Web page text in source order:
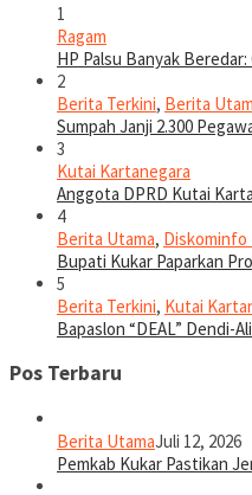
1
Ragam
HP Palsu Banyak
2
Berita Terkini, Berita
Sumpah Janji 2.300
3
Kutai Kartanegara
Anggota DPRD Kutai
4
Berita Utama, Diskominfo
Bupati Kukar Paparkan
5
Berita Terkini, Kutai
Bapaslon “DEAL” Dendi-
Pos Terbaru
Berita UtamaJuli 12, 2026
Pemkab Kukar Pastikan